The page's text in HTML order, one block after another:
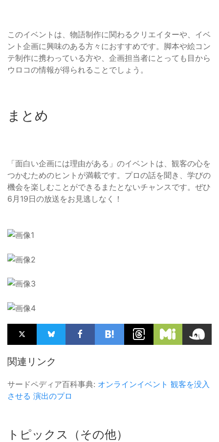
このイベントは、物語制作に関わるクリエイターや、イベ
ント企画に興味のある方々におすすめです。脚本や絵コン
テ制作に携わっている方や、企画担当者にとっても目から
ウロコの情報が得られることでしょう。
まとめ
「面白い企画には理由がある」のイベントは、観客の心を
つかむためのヒントが満載です。プロの話を聞き、学びの
機会を楽しむことができるまたとないチャンスです。ぜひ
6月19日の放送をお見逃しなく！
関連リンク
サードペディア百科事典: オンラインイベント 観客を没入
させる 演出のプロ
トピックス（その他）